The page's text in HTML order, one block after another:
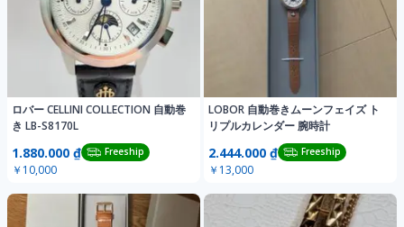
ロバー CELLINI COLLECTION 自動巻
き LB-S8170L
1.880.000 ₫ Freeship
￥10,000
LOBOR 自動巻きムーンフェイズ ト
リプルカレンダー 腕時計
2.444.000 ₫ Freeship
￥13,000